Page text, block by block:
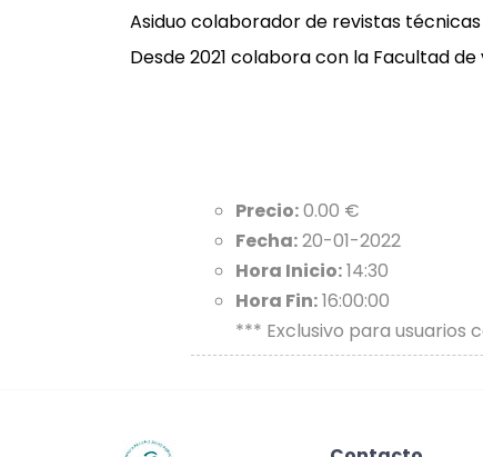
Asiduo colaborador de revistas
Desde 2021 colabora con la Facultad
Precio:0.00 €
Fecha:20-01-2022
Hora Inicio:14:30
Hora Fin:16:00:00
*** Exclusivo para usuarios